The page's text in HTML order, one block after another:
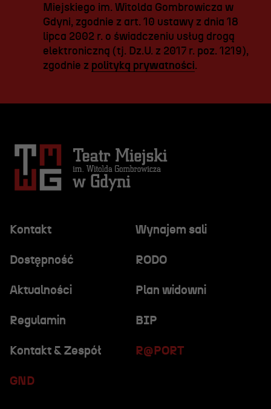
Miejskiego im. Witolda Gombrowicza w
Gdyni, zgodnie z art. 10 ustawy z dnia 18
lipca 2002 r. o świadczeniu usług drogą
elektroniczną (tj. Dz.U. z 2017 r. poz. 1219),
zgodnie z polityką prywatności.
Kontakt Wynajem sali
Dostępność RODO
R@PORT
Aktualności Plan widowni
Regulamin BIP
GND
Kontakt & Zespół